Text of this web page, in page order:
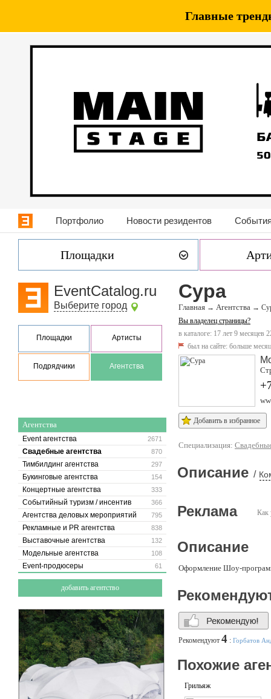
Главные
Портфолио Новости резидентов
Площадки
EventCatalog.ru
Выберите город
Площадки Артисты
Подрядчики Агентства
Агентства
2671
Event агентства
870
Свадебные агентства
297
Тимбилдинг агентства
154
Букинговые агентства
333
Концертные агентства
366
Событийный туризм / инсентив
795
Агентства деловых мероприятий
838
Рекламные и PR агентства
132
Выставочные агентства
108
Модельные агентства
61
Event-продюсеры
добавить агентство
Сура
Главная → Агентства →
Вы владелец страницы?
в каталоге: 17 лет 9 месяцев
был на сайте: больше
Добавить в избранное
Специализация:
Описание /
Как
Реклама
Описание
Оформление Шоу-
Рекомендуют 4 : Горбатов
Похожие
Грильяж